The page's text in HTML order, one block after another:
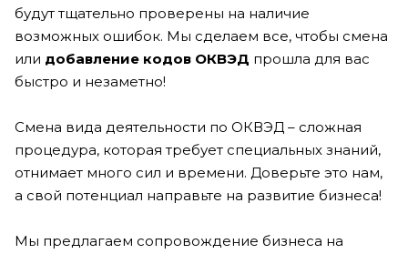
будут тщательно проверены на наличие
возможных ошибок. Мы сделаем все, чтобы смена
или добавление кодов ОКВЭД прошла для вас
быстро и незаметно!
Смена вида деятельности по ОКВЭД – сложная
процедура, которая требует специальных знаний,
отнимает много сил и времени. Доверьте это нам,
а свой потенциал направьте на развитие бизнеса!
Мы предлагаем сопровождение бизнеса на